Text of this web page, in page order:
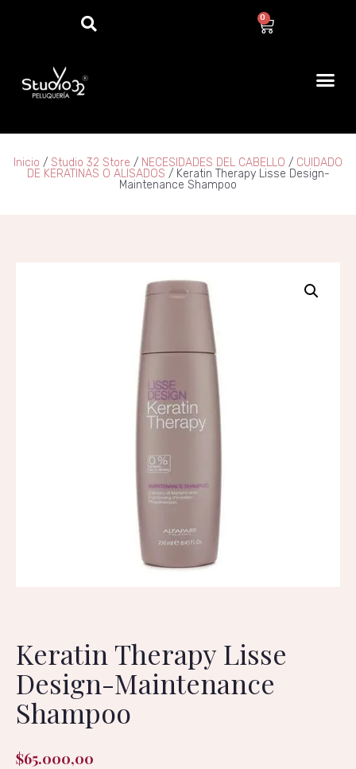
0
Inicio / Studio 32 Store / NECESIDADES DEL CABELLO / CUIDADO
DE KERATINAS O ALISADOS / Keratin Therapy Lisse Design-
Maintenance Shampoo
Keratin Therapy Lisse
Design-Maintenance
Shampoo
$65.000,00